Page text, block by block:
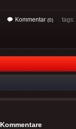
Kommentar (0) tags:
Kommentare